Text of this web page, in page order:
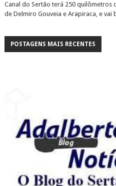
Canal do Sertão terá 250 quilômetros
de Delmiro Gouveia e Arapiraca, e
POSTAGENS MAIS RECENTES